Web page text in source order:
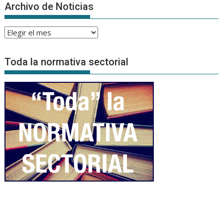
Archivo de Noticias
Archivo
Noticias
Toda la normativa sectorial